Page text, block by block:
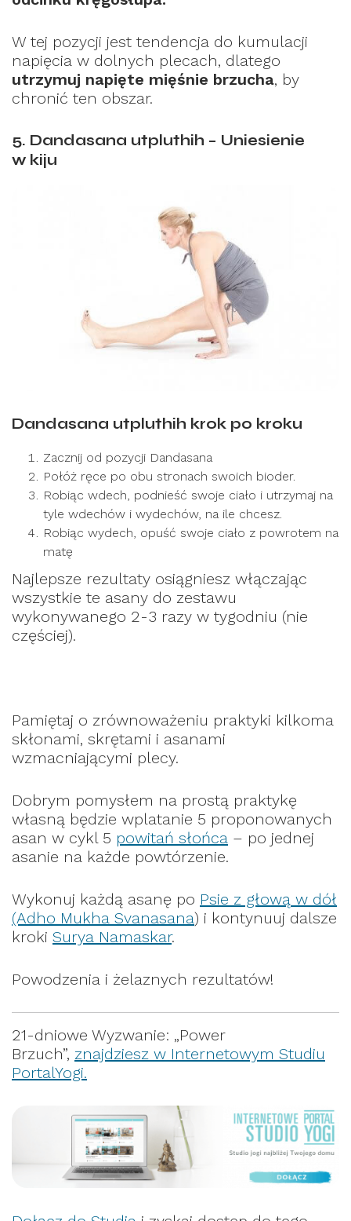
W tej pozycji jest tendencja do kumulacji
napięcia w dolnych plecach, dlatego
utrzymuj napięte mięśnie brzucha, by
chronić ten obszar.
5. Dandasana utpluthih – Uniesienie
w kiju
Dandasana utpluthih krok po kroku
Zacznij od pozycji Dandasana
Połóż ręce po obu stronach swoich bioder.
Robiąc wdech, podnieść swoje ciało i utrzymaj na
tyle wdechów i wydechów, na ile chcesz.
Robiąc wydech, opuść swoje ciało z powrotem na
matę
Najlepsze rezultaty osiągniesz włączając
wszystkie te asany do zestawu
wykonywanego 2-3 razy w tygodniu (nie
częściej).
Pamiętaj o zrównoważeniu praktyki kilkoma
skłonami, skrętami i asanami
wzmacniającymi plecy.
Dobrym pomysłem na prostą praktykę
własną będzie wplatanie 5 proponowanych
asan w cykl 5 powitań słońca – po jednej
asanie na każde powtórzenie.
Wykonuj każdą asanę po Psie z głową w dół
(Adho Mukha Svanasana) i kontynuuj dalsze
kroki Surya Namaskar.
Powodzenia i żelaznych rezultatów!
21-dniowe Wyzwanie: „Power
Brzuch”, znajdziesz w Internetowym Studiu
PortalYogi.